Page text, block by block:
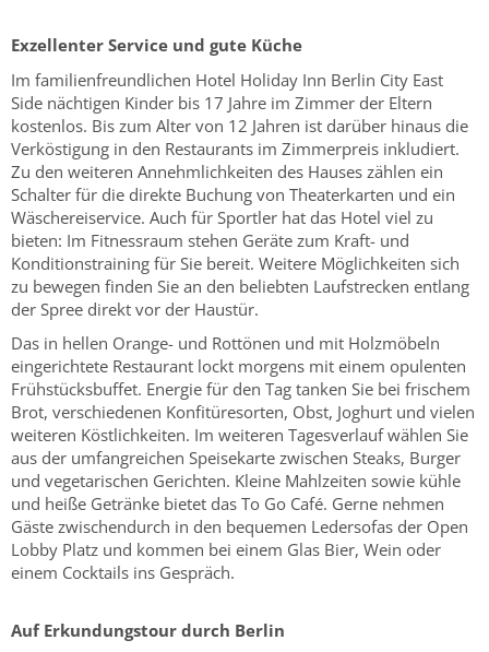
Exzellenter Service und gute Küche
Im familienfreundlichen Hotel Holiday Inn Berlin City East
Side nächtigen Kinder bis 17 Jahre im Zimmer der Eltern
kostenlos. Bis zum Alter von 12 Jahren ist darüber hinaus die
Verköstigung in den Restaurants im Zimmerpreis inkludiert.
Zu den weiteren Annehmlichkeiten des Hauses zählen ein
Schalter für die direkte Buchung von Theaterkarten und ein
Wäschereiservice. Auch für Sportler hat das Hotel viel zu
bieten: Im Fitnessraum stehen Geräte zum Kraft- und
Konditionstraining für Sie bereit. Weitere Möglichkeiten sich
zu bewegen finden Sie an den beliebten Laufstrecken entlang
der Spree direkt vor der Haustür.
Das in hellen Orange- und Rottönen und mit Holzmöbeln
eingerichtete Restaurant lockt morgens mit einem opulenten
Frühstücksbuffet. Energie für den Tag tanken Sie bei frischem
Brot, verschiedenen Konfitüresorten, Obst, Joghurt und vielen
weiteren Köstlichkeiten. Im weiteren Tagesverlauf wählen Sie
aus der umfangreichen Speisekarte zwischen Steaks, Burger
und vegetarischen Gerichten. Kleine Mahlzeiten sowie kühle
und heiße Getränke bietet das To Go Café. Gerne nehmen
Gäste zwischendurch in den bequemen Ledersofas der Open
Lobby Platz und kommen bei einem Glas Bier, Wein oder
einem Cocktails ins Gespräch.
Auf Erkundungstour durch Berlin